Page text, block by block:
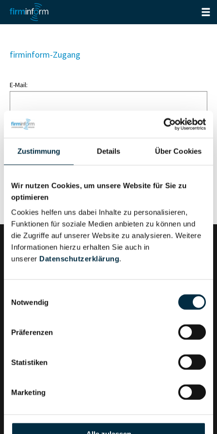
Zustimmung Details Über Cookies
Wir nutzen Cookies, um unsere Website für Sie zu
optimieren
Cookies helfen uns dabei Inhalte zu personalisieren,
Funktionen für soziale Medien anbieten zu können und
die Zugriffe auf unserer Website zu analysieren. Weitere
Informationen hierzu erhalten Sie auch in
unserer Datenschutzerklärung.
Notwendig
Präferenzen
Statistiken
Marketing
firminform-Zugang
E-Mail:
Passwort:
Angemeldet bleiben
© Validatis GmbH
50735 Köln